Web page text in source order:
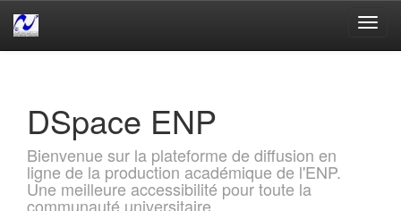
DSpace ENP
Bienvenue sur la plateforme de diffusion en
ligne de la production académique de l'ENP.
Une meilleure accessibilité pour toute la
communauté universitaire.